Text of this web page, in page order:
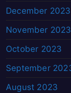
December 2023
November 2023
October 2023
September
August 2023